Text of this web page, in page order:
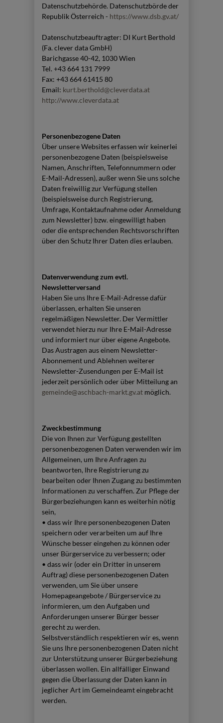
Datenschutzbehörde. Datenschutzbörde der
Republik Österreich - https://www.dsb.gv.at/
Datenschutzbeauftragter: DI Kurt Berthold
(Fa. clever data GmbH)
Barichgasse 40-42, 1030 Wien
Tel. +43 664 131 7999
Fax: +43 664 61415 80
Email: kurt.berthold@cleverdata.at
http://www.cleverdata.at
Personenbezogene Daten
Über unsere Websites erfassen wir keinerlei
personenbezogene Daten (beispielsweise
Namen, Anschriften, Telefonnummern oder
E-Mail-Adressen), außer wenn Sie uns solche
Daten freiwillig zur Verfügung stellen
(beispielsweise durch Registrierung,
Umfrage, Kontaktaufnahme oder Anmeldung
zum Newsletter) bzw. eingewilligt haben
oder die entsprechenden Rechtsvorschriften
über den Schutz Ihrer Daten dies erlauben.
Datenverwendung zum evtl.
Newsletterversand
Haben Sie uns Ihre E-Mail-Adresse dafür
überlassen, erhalten Sie unseren
regelmäßigen Newsletter. Der Vermittler
verwendet hierzu nur Ihre E-Mail-Adresse
und informiert nur über eigene Angebote.
Das Austragen aus einem Newsletter-
Abonnement und Ablehnen weiterer
Newsletter-Zusendungen per E-Mail ist
jederzeit persönlich oder über Mitteilung an
gemeinde@aschbach-markt.gv.at möglich.
Zweckbestimmung
Die von Ihnen zur Verfügung gestellten
personenbezogenen Daten verwenden wir im
Allgemeinen, um Ihre Anfragen zu
beantworten, Ihre Registrierung zu
bearbeiten oder Ihnen Zugang zu bestimmten
Informationen zu verschaffen. Zur Pflege der
Bürgerbeziehungen kann es weiterhin nötig
sein,
• dass wir Ihre personenbezogenen Daten
speichern oder verarbeiten um auf Ihre
Wünsche besser eingehen zu können oder
unser Bürgerservice zu verbessern; oder
• dass wir (oder ein Dritter in unserem
Auftrag) diese personenbezogenen Daten
verwenden, um Sie über unsere
Homepageangebote / Bürgerservice zu
informieren, um den Aufgaben und
Anforderungen unserer Bürger besser
gerecht zu werden.
Selbstverständlich respektieren wir es, wenn
Sie uns Ihre personenbezogenen Daten nicht
zur Unterstützung unserer Bürgerbeziehung
überlassen wollen. Ein allfälliger Einwand
gegen die Überlassung der Daten kann in
jeglicher Art im Gemeindeamt eingebracht
werden.